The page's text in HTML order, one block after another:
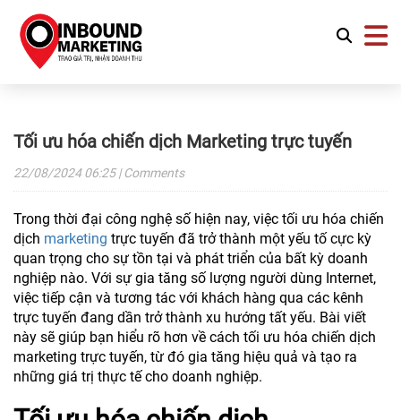
Tối ưu hóa chiến dịch Marketing trực tuyến
22/08/202406:25| Comments
Trong thời đại công nghệ số hiện nay, việc tối ưu hóa chiến
dịch marketing trực tuyến đã trở thành một yếu tố cực kỳ
quan trọng cho sự tồn tại và phát triển của bất kỳ doanh
nghiệp nào. Với sự gia tăng số lượng người dùng Internet,
việc tiếp cận và tương tác với khách hàng qua các kênh
trực tuyến đang dần trở thành xu hướng tất yếu. Bài viết
này sẽ giúp bạn hiểu rõ hơn về cách tối ưu hóa chiến dịch
marketing trực tuyến, từ đó gia tăng hiệu quả và tạo ra
những giá trị thực tế cho doanh nghiệp.